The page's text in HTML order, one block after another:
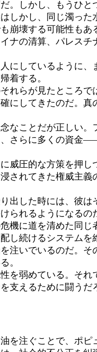
しかし、もうひと
しかし、同じ濁った
崩壊する可能性もあ
の清算、パレスチ
しているように、
着する。
らが見たところで
にしてきたのだ。真
ことだが正しい。
さらに多くの資金
圧的な方策を押し
されてきた権威主
した時には、彼は
られるようになるの
に道を清めた同じ
し続けるシステム
注いでいるのだ。そ
。
弱めている。それ
支えるために闘うだ
注ぐことで、ポピ